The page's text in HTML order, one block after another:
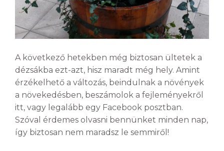
A következő hetekben még biztosan ültetek a
dézsákba ezt-azt, hisz maradt még hely. Amint
érzékelhető a változás, beindulnak a növények
a növekedésben, beszámolok a fejleményekről
itt, vagy legalább egy Facebook posztban.
Szóval érdemes olvasni bennünket minden nap,
így biztosan nem maradsz le semmiről!